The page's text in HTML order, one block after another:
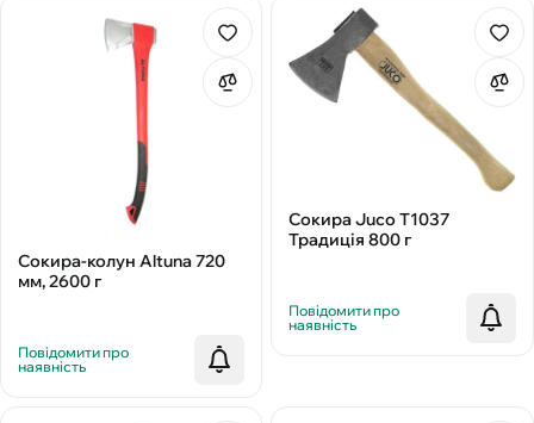
Сокира-колун Altuna 720
мм, 2600 г
Повідомити про
наявність
Сокира Juco Т1037
Традиція 800 г
Повідомити про
наявність